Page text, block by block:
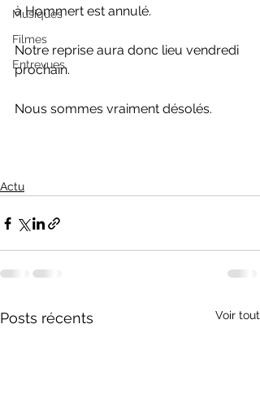
Musiques
Filmes
Entrevues
à Hommert est annulé.
Notre reprise aura donc lieu vendredi
prochain.
Nous sommes vraiment désolés.
Actu
Posts récents Voir tout